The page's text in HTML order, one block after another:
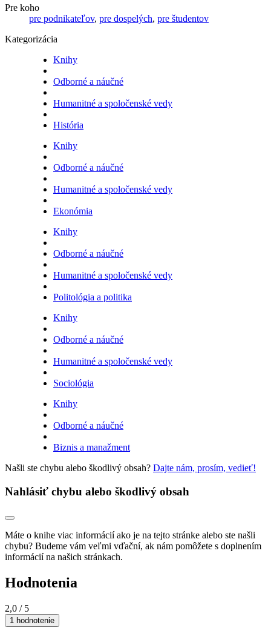
Pre koho
pre podnikateľov, pre dospelých, pre študentov
Kategorizácia
Knihy
Odborné a náučné
Humanitné a spoločenské vedy
História
Knihy
Odborné a náučné
Humanitné a spoločenské vedy
Ekonómia
Knihy
Odborné a náučné
Humanitné a spoločenské vedy
Politológia a politika
Knihy
Odborné a náučné
Humanitné a spoločenské vedy
Sociológia
Knihy
Odborné a náučné
Biznis a manažment
Našli ste chybu alebo škodlivý obsah? Dajte nám, prosím, vedieť!
Nahlásiť chybu alebo škodlivý obsah
Máte o knihe viac informácií ako je na tejto stránke alebo ste našli
chybu? Budeme vám veľmi vďační, ak nám pomôžete s doplnením
informácií na našich stránkach.
Hodnotenia
2,0 / 5
1 hodnotenie